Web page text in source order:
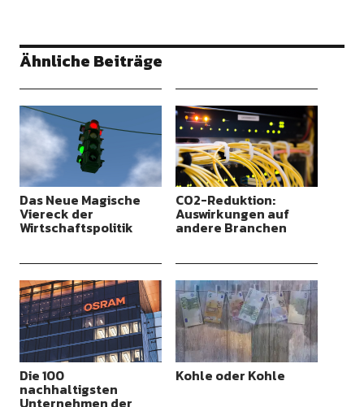
Ähnliche Beiträge
Das Neue Magische
Viereck der
Wirtschaftspolitik
CO2-Reduktion:
Auswirkungen auf
andere Branchen
Die 100
nachhaltigsten
Unternehmen der
Kohle oder Kohle